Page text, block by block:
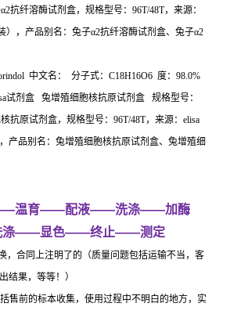
2抗纤溶酶试剂盒，规格型号： 96T/48T，来源：
），产品别名：兔子α2抗纤溶酶试剂盒、兔子α2
中文名： 分子式： C18H16O6 度： 98.0%
试剂盒 兔增殖细胞核抗原试剂盒
规格型号：
抗原试剂盒，规格型号： 96T/48T，来源： elisa
产品别名：兔增殖细胞核抗原试剂盒、兔增殖细
温育——配液——洗涤——加酶
涤——显色——终止——测定
，合同上注明了的（质量问题包括运输不当，客
结果，等等！）
括售前的标本收集，使用过程中不明白的地方，实